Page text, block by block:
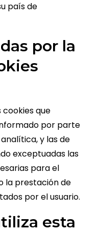
país de
por la
cookies que
por parte
y las de
exceptuadas las
para el
la prestación de
por el usuario.
esta